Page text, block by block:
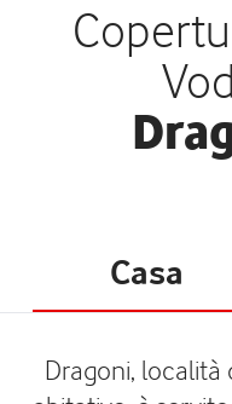
Casa
Dragoni, località